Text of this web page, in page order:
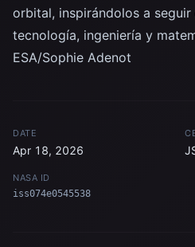
orbital, inspirándolos a seguir
tecnología, ingeniería y
ESA/Sophie Adenot
DATE
Apr 18, 2026
NASA ID
iss074e0545538